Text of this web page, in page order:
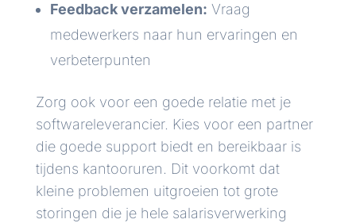
Feedback verzamelen: Vraag
medewerkers naar hun ervaringen en
verbeterpunten
Zorg ook voor een goede relatie met je
softwareleverancier. Kies voor een partner
die goede support biedt en bereikbaar is
tijdens kantooruren. Dit voorkomt dat
kleine problemen uitgroeien tot grote
storingen die je hele salarisverwerking